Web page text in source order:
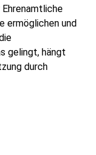
ermöglichen und
gelingt, hängt
durch